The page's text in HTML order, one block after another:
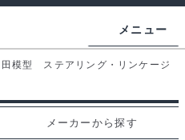
メニュー
田模型 ステアリング・リンケージ
メーカーから探す